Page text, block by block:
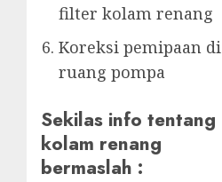
filter kolam renang
Koreksi pemipaan di
ruang pompa
Sekilas info tentang
kolam renang
bermaslah :